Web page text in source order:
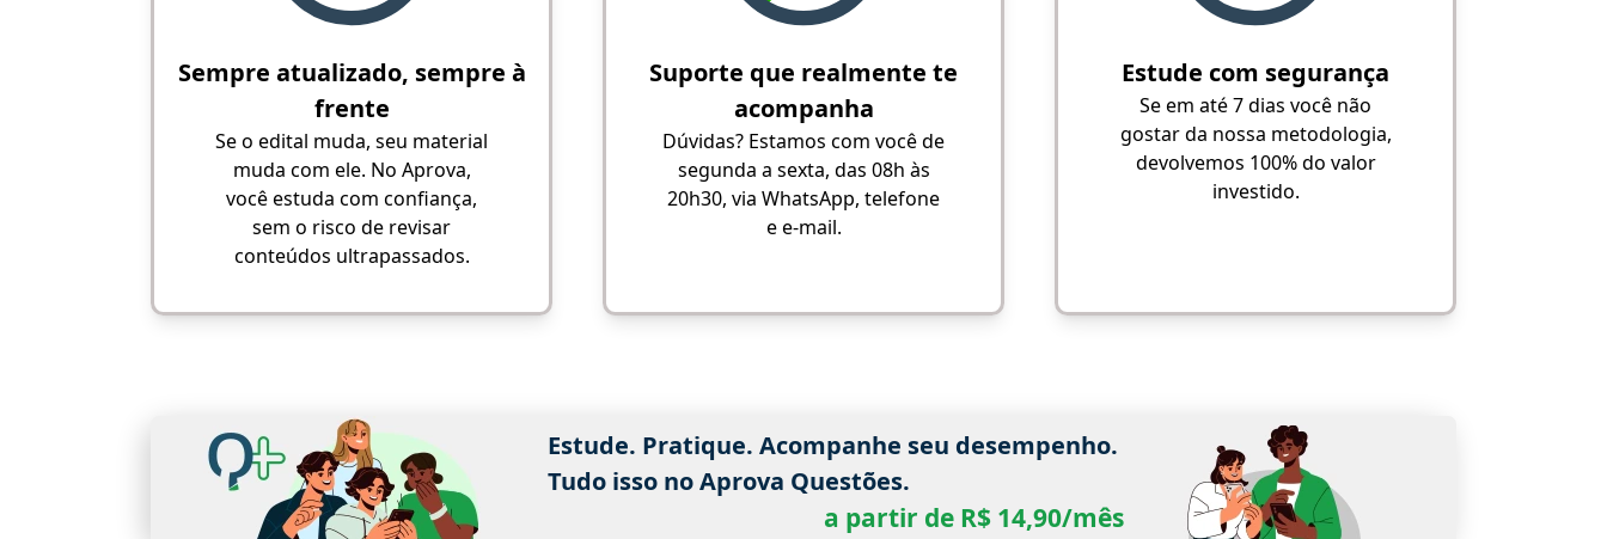
Sempre atualizado, sempre à
frente
Se o edital muda, seu material
muda com ele. No Aprova,
você estuda com confiança,
sem o risco de revisar
conteúdos ultrapassados.
Suporte que realmente te
acompanha
Dúvidas? Estamos com você de
segunda a sexta, das 08h às
20h30, via WhatsApp, telefone
e e-mail.
Estude com segurança
Se em até 7 dias você não
gostar da nossa metodologia,
devolvemos 100% do valor
investido.
Estude. Pratique. Acompanhe seu desempenho.
Tudo isso no Aprova Questões.
a partir de R$ 14,90/mês